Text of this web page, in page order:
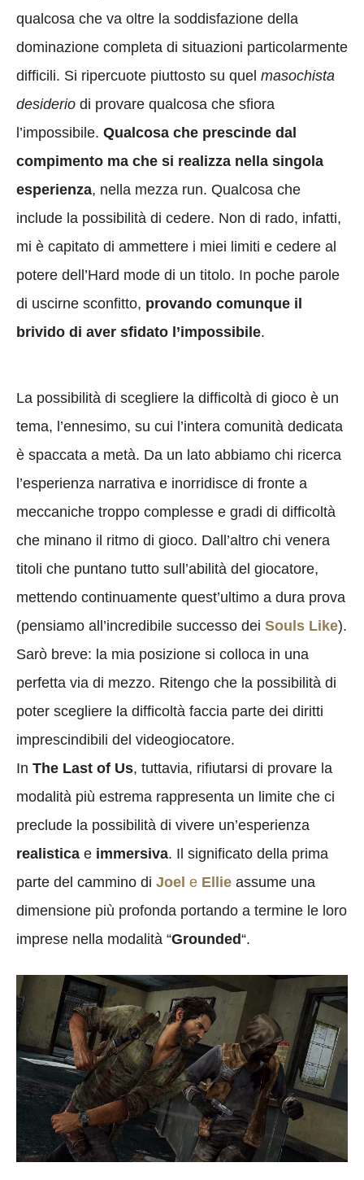
qualcosa che va oltre la soddisfazione della
dominazione completa di situazioni particolarmente
difficili. Si ripercuote piuttosto su quel masochista
desiderio di provare qualcosa che sfiora
l’impossibile. Qualcosa che prescinde dal
compimento ma che si realizza nella singola
esperienza, nella mezza run. Qualcosa che
include la possibilità di cedere. Non di rado, infatti,
mi è capitato di ammettere i miei limiti e cedere al
potere dell’Hard mode di un titolo. In poche parole
di uscirne sconfitto, provando comunque il
brivido di aver sfidato l’impossibile.
La possibilità di scegliere la difficoltà di gioco è un
tema, l’ennesimo, su cui l’intera comunità dedicata
è spaccata a metà. Da un lato abbiamo chi ricerca
l’esperienza narrativa e inorridisce di fronte a
meccaniche troppo complesse e gradi di difficoltà
che minano il ritmo di gioco. Dall’altro chi venera
titoli che puntano tutto sull’abilità del giocatore,
mettendo continuamente quest’ultimo a dura prova
(pensiamo all’incredibile successo dei Souls Like).
Sarò breve: la mia posizione si colloca in una
perfetta via di mezzo. Ritengo che la possibilità di
poter scegliere la difficoltà faccia parte dei diritti
imprescindibili del videogiocatore.
In The Last of Us, tuttavia, rifiutarsi di provare la
modalità più estrema rappresenta un limite che ci
preclude la possibilità di vivere un’esperienza
realistica e immersiva. Il significato della prima
parte del cammino di Joel e Ellie assume una
dimensione più profonda portando a termine le loro
imprese nella modalità “Grounded“.